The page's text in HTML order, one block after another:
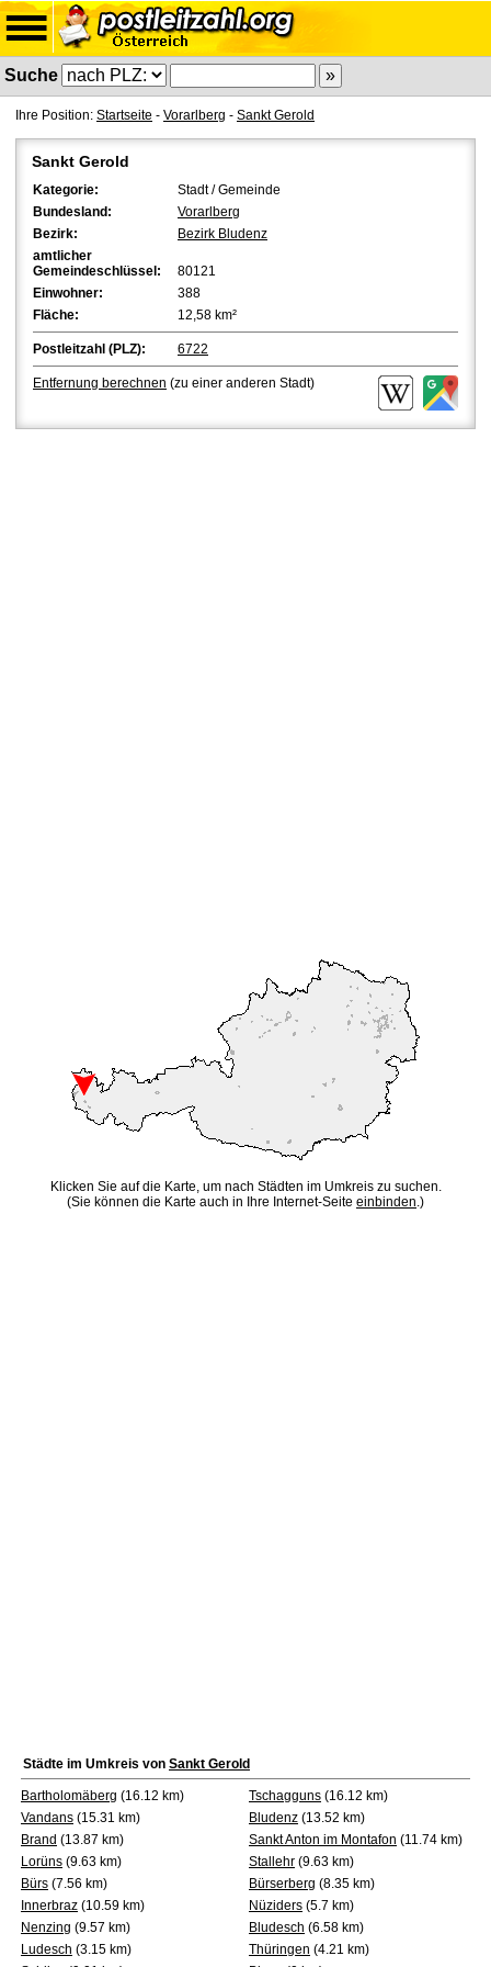
Suche
Ihre Position: Startseite - Vorarlberg - Sankt Gerold
Sankt Gerold
Kategorie:
Stadt / Gemeinde
Bundesland:
Vorarlberg
Bezirk:
Bezirk Bludenz
amtlicher
Gemeindeschlüssel:
80121
Einwohner:
388
Fläche:
12,58 km²
Postleitzahl (PLZ): 6722
Entfernung berechnen (zu einer anderen Stadt)
Klicken Sie auf die Karte, um nach Städten im Umkreis zu suchen.
(Sie können die Karte auch in Ihre Internet-Seite einbinden.)
Städte im Umkreis von Sankt Gerold
Bartholomäberg (16.12 km) Tschagguns (16.12 km)
Vandans (15.31 km) Bludenz (13.52 km)
Brand (13.87 km) Sankt Anton im Montafon (11.74 km)
Lorüns (9.63 km) Stallehr (9.63 km)
Bürs (7.56 km) Bürserberg (8.35 km)
Innerbraz (10.59 km) Nüziders (5.7 km)
Nenzing (9.57 km) Bludesch (6.58 km)
Ludesch (3.15 km) Thüringen (4.21 km)